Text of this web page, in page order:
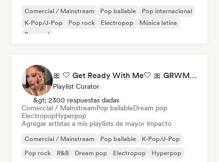
Comercial / Mainstream Pop bailable
Pop internacional
K-Pop/J-Pop
Pop rock Electropop
Música latina
Pop soul
🎀 🤍 Get Ready With Me🤍 🎀 GRWM Playlist
Playlist Curator
&gt; 2300 respuestas dadas
Comercial / MainstreamPop bailableDream pop
ElectropopHyperpop
Agregar artistas a mis playlists de mayor impacto
Comercial / Mainstream Pop bailable
K-Pop/J-Pop
Pop rock
R&B Dream pop Electropop Hyperpop